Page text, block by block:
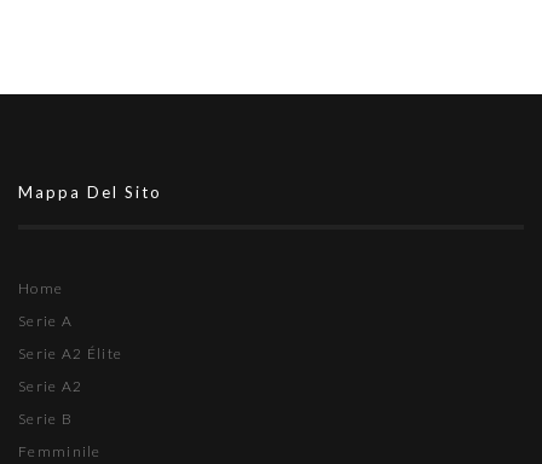
Mappa Del Sito
Home
Serie A
Serie A2 Élite
Serie A2
Serie B
Femminile